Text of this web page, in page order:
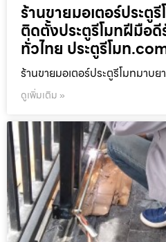
ร้านขายมอเตอร์ประตู
ติดตั้งประตูรีโมทฝีมือ
ทั่วไทย ประตูรีโมท
ร้านขายมอเตอร์ประตูรีโมทมาบ
ดูเพิ่มเติม »